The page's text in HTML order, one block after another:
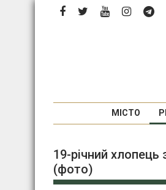
Перейти
МІСТО
19-річний хлопець
(фото)